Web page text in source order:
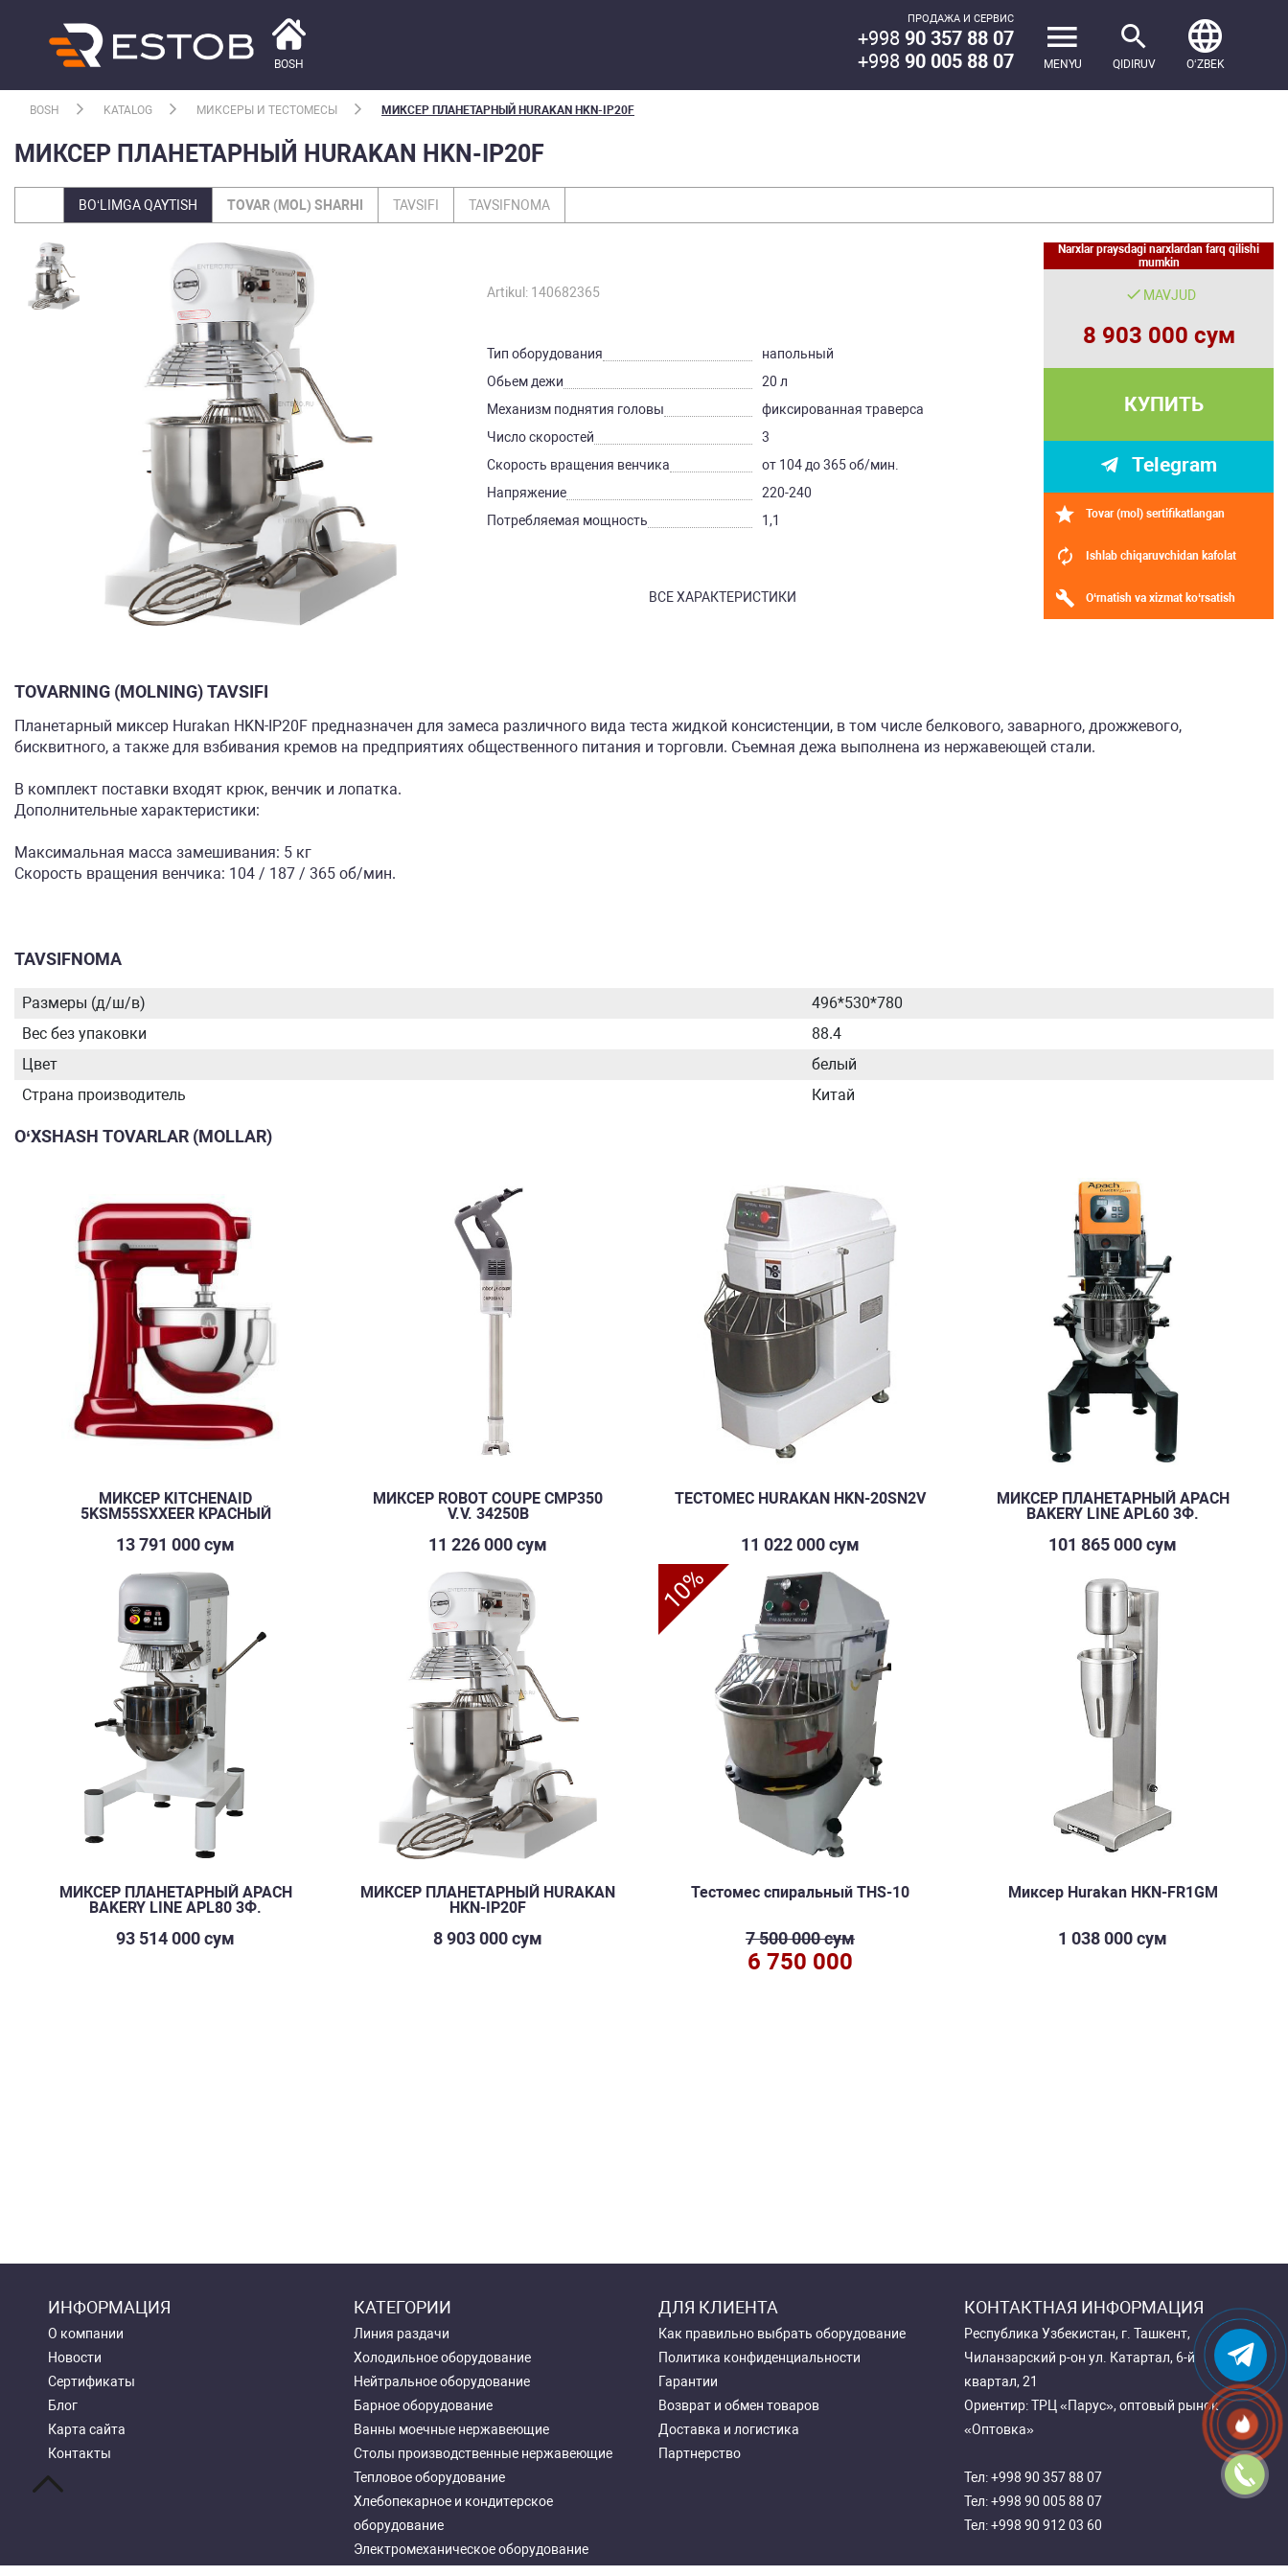
BOSH
ПРОДАЖА И СЕРВИС
+998 90 357 88 07
+998 90 005 88 07 MENYU QIDIRUV OʻZBEK
BOSH KATALOG МИКСЕРЫ И ТЕСТОМЕСЫ МИКСЕР ПЛАНЕТАРНЫЙ HURAKAN HKN-IP20F
МИКСЕР ПЛАНЕТАРНЫЙ HURAKAN HKN-IP20F
BO‘LIMGA QAYTISH TOVAR (MOL) SHARHI TAVSIFI TAVSIFNOMA
Artikul: 140682365
Тип оборудования
напольный
Обьем дежи
20 л
Механизм поднятия головы
фиксированная траверса
Число скоростей
3
Скорость вращения венчика
от 104 до 365 об/мин.
Напряжение
220-240
Потребляемая мощность
1,1
ВСЕ ХАРАКТЕРИСТИКИ
Narxlar praysdagi narxlardan farq qilishi
mumkin
MAVJUD
8 903 000 сум
КУПИТЬ
Telegram
Tovar (mol) sertifikatlangan
Ishlab chiqaruvchidan kafolat
O‘rnatish va xizmat ko‘rsatish
TOVARNING (MOLNING) TAVSIFI
Планетарный миксер Hurakan HKN-IP20F предназначен для замеса различного вида теста жидкой консистенции, в том числе белкового, заварного, дрожжевого,
бисквитного, а также для взбивания кремов на предприятиях общественного питания и торговли. Съемная дежа выполнена из нержавеющей стали.
В комплект поставки входят крюк, венчик и лопатка.
Дополнительные характеристики:
Максимальная масса замешивания: 5 кг
Скорость вращения венчика: 104 / 187 / 365 об/мин.
TAVSIFNOMA
Размеры (д/ш/в)
496*530*780
Вес без упаковки
88.4
Цвет
белый
Страна производитель
Китай
O‘XSHASH TOVARLAR (MOLLAR)
МИКСЕР KITCHENAID
5KSM55SXXEER КРАСНЫЙ
13 791 000 сум
МИКСЕР ROBOT COUPE CMP350
V.V. 34250B
11 226 000 сум
ТЕСТОМЕС HURAKAN HKN-20SN2V
11 022 000 сум
МИКСЕР ПЛАНЕТАРНЫЙ APACH
BAKERY LINE APL60 3Ф.
101 865 000 сум
МИКСЕР ПЛАНЕТАРНЫЙ APACH
BAKERY LINE APL80 3Ф.
93 514 000 сум
МИКСЕР ПЛАНЕТАРНЫЙ HURAKAN
HKN-IP20F
8 903 000 сум
10%
Тестомес спиральный THS-10
7 500 000 сум
6 750 000
Миксер Hurakan HKN-FR1GM
1 038 000 сум
ИНФОРМАЦИЯ
О компании
Новости
Сертификаты
Блог
Карта сайта
Контакты
КАТЕГОРИИ
Линия раздачи
Холодильное оборудование
Нейтральное оборудование
Барное оборудование
Ванны моечные нержавеющие
Столы производственные нержавеющие
Тепловое оборудование
Хлебопекарное и кондитерское
оборудование
Электромеханическое оборудование
ДЛЯ КЛИЕНТА
Как правильно выбрать оборудование
Политика конфиденциальности
Гарантии
Возврат и обмен товаров
Доставка и логистика
Партнерство
КОНТАКТНАЯ ИНФОРМАЦИЯ
Республика Узбекистан, г. Ташкент,
Чиланзарский р-он ул. Катартал, 6-й
квартал, 21
Ориентир: ТРЦ «Парус», оптовый рынок
«Оптовка»
Тел:+998 90 357 88 07
Тел:+998 90 005 88 07
Тел:+998 90 912 03 60